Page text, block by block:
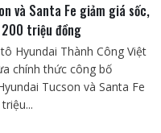
và Santa Fe giảm giá sốc,
triệu đồng
Hyundai Thành Công Việt
chính thức công bố
Tucson và Santa Fe